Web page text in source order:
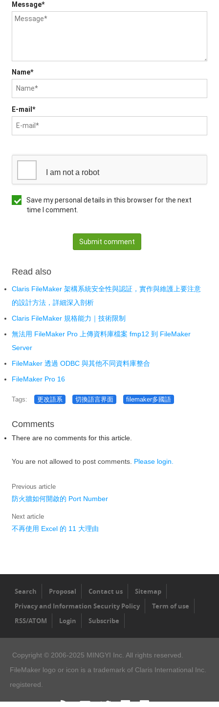
Message*
Name*
E-mail*
I am not a robot
Save my personal details in this browser for the next
time I comment.
Submit comment
Read also
Claris FileMaker 架構系統安全性與認証，實作與維護上要注意
的設計方法，詳細深入剖析
Claris FileMaker 規格能力｜技術限制
無法用 FileMaker Pro 上傳資料庫檔案 fmp12 到 FileMaker
Server
FileMaker 透過 ODBC 與其他不同資料庫整合
FileMaker Pro 16
Tags: 更改語系 切換語言界面 filemaker多國語
Comments
There are no comments for this article.
You are not allowed to post comments. Please login.
Previous article
防火牆如何開啟的 Port Number
Next article
不再使用 Excel 的 11 大理由
Search Proposal Contact us
Sitemap
Privacy and Information Security Policy
Term of use
RSS/ATOM
Login Subscribe
Copyright © 2006-2025 MINGYI Inc. All rights reserved.
FileMaker logo or icon is a trademark of Claris International Inc.
registered.